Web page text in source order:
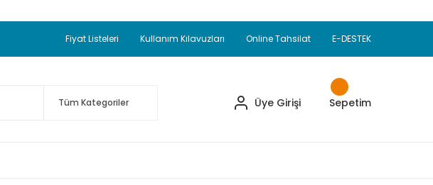
Ürünlerinde 50 Adet Alımlarda Sepette Ekstra %5 İskonto...
Bayonet J Tip Termokupul Ürünlerinde 250 Adet Alımlarda Sepette
50.000,00TL ve Üzeri EMKO Ürünleri Alışverişlerinizde Sepette
Fiyat Listeleri Kullanım Kılavuzları Online Tahsilat E-DESTEK
Üye Girişi Sepetim